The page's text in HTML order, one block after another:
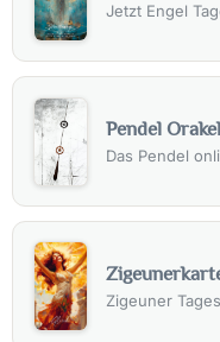
Jetzt Engel
Pendel Orakel
Das Pendel
Zigeuner